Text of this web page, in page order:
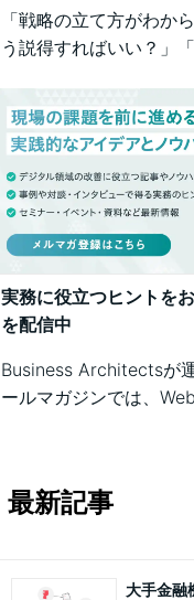
「戦略の立て方がわか
う説得すればいい？」
Business Architectsが
で幅広くご相談を承り
実務に役立つヒントを
を配信中
Business Architectsが
ールマガジンでは、
通じて課題解決を支援し
最新記事
大手金融